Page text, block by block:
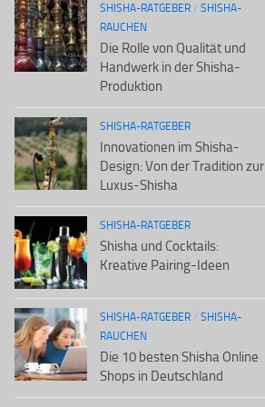
SHISHA-RATGEBER / SHISHA-
RAUCHEN
Die Rolle von Qualität und
Handwerk in der Shisha-
Produktion
SHISHA-RATGEBER
Innovationen im Shisha-
Design: Von der Tradition zur
Luxus-Shisha
SHISHA-RATGEBER
Shisha und Cocktails:
Kreative Pairing-Ideen
SHISHA-RATGEBER / SHISHA-
RAUCHEN
Die 10 besten Shisha Online
Shops in Deutschland